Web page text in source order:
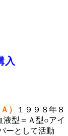
入
）
１９９８年８
型＝Ａ型○アイ
ーとして活動